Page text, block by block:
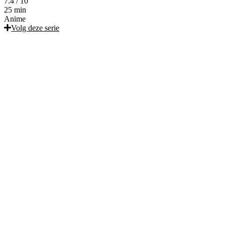
25 min
Anime
Volg deze serie